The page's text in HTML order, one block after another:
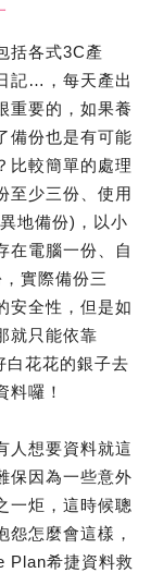
括各式3C產
記…，每天產出
重要的，如果養
備份也是有可能
比較簡單的處理
至少三份、使用
地備份)，以小
在電腦一份、自
實際備份三
安全性，但是如
就只能依靠
白花花的銀子去
料囉！
人想要資料就這
保因為一些意外
一炬，這時候聰
怨怎麼會這樣，
Plan希捷資料救